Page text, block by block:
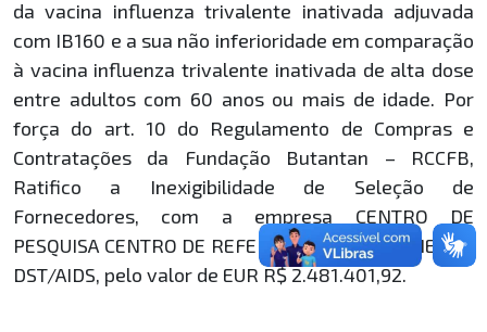
da vacina influenza trivalente inativada adjuvada
com IB160 e a sua não inferioridade em comparação
à vacina influenza trivalente inativada de alta dose
entre adultos com 60 anos ou mais de idade. Por
força do art. 10 do Regulamento de Compras e
Contratações da Fundação Butantan – RCCFB,
Ratifico a Inexigibilidade de Seleção de
Fornecedores, com a empresa CENTRO DE
PESQUISA CENTRO DE REFERÊNCIA E TREINAMENTO
DST/AIDS, pelo valor de EUR R$ 2.481.401,92.